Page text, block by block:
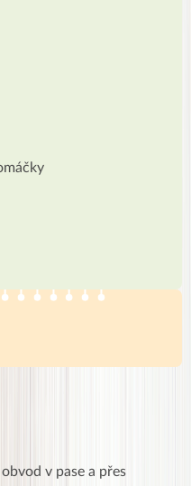
v pase a přes